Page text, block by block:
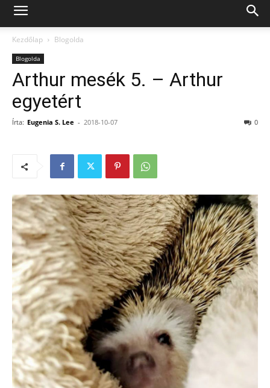
Kezdőlap Blogolda
Blogolda
Arthur mesék 5. – Arthur
egyetért
Írta: Eugenia S. Lee - 2018-10-07 0